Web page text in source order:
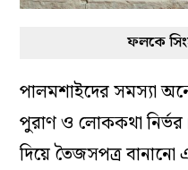
ফলকে
পালমশাইদের সমস্যা
পুরাণ ও লোককথা
দিয়ে তৈজসপত্র